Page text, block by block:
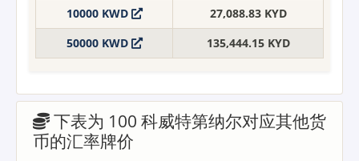
10000 KWD
27,088.83 KYD
50000 KWD
135,444.15 KYD
下表为 100 科威特第纳尔对应其他货
币的汇率牌价